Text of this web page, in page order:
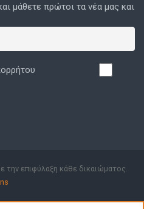
μάθετε πρώτοι τα νέα μας και
επιφύλαξη κάθε δικαιώματος.